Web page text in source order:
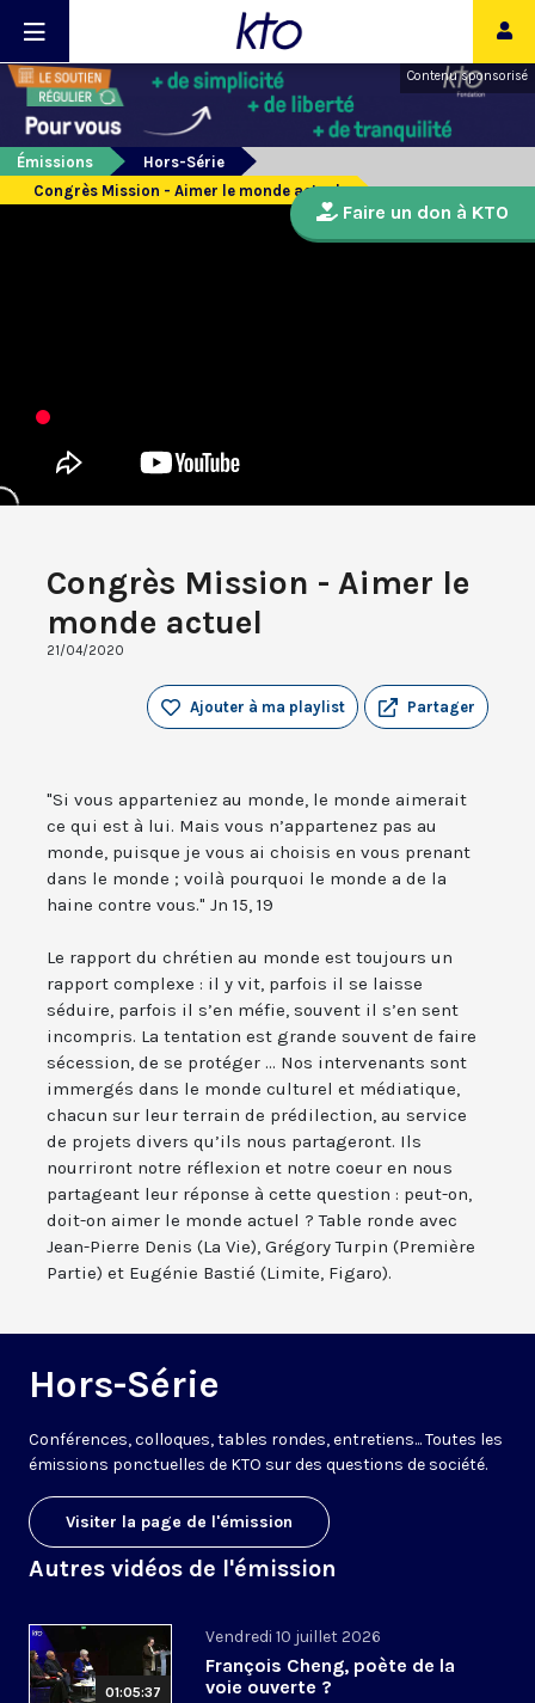
Contenu sponsorisé
Émissions
Hors-Série
Congrès Mission - Aimer le monde actuel
Congrès Mission - Aimer le
monde actuel
21/04/2020
Partager
Ajouter à ma playlist
"Si vous apparteniez au monde, le monde aimerait
ce qui est à lui. Mais vous n’appartenez pas au
monde, puisque je vous ai choisis en vous prenant
dans le monde ; voilà pourquoi le monde a de la
haine contre vous." Jn 15, 19
Le rapport du chrétien au monde est toujours un
rapport complexe : il y vit, parfois il se laisse
séduire, parfois il s’en méfie, souvent il s’en sent
incompris. La tentation est grande souvent de faire
sécession, de se protéger ... Nos intervenants sont
immergés dans le monde culturel et médiatique,
chacun sur leur terrain de prédilection, au service
de projets divers qu’ils nous partageront. Ils
nourriront notre réflexion et notre coeur en nous
partageant leur réponse à cette question : peut-on,
doit-on aimer le monde actuel ? Table ronde avec
Jean-Pierre Denis (La Vie), Grégory Turpin (Première
Partie) et Eugénie Bastié (Limite, Figaro).
Hors-Série
Conférences, colloques, tables rondes, entretiens... Toutes les
émissions ponctuelles de KTO sur des questions de société.
Visiter la page de l'émission
Autres vidéos de l'émission
01:05:37
Vendredi 10 juillet 2026
François Cheng, poète de la
voie ouverte ?
Faire un don à KTO